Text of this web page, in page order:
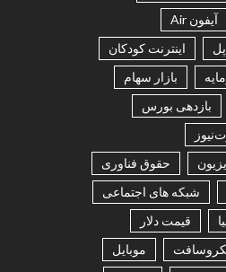
آیفون Air
اینترنت کودکان
بازار سهام
بازدهی بورس
حقوق فناوری
شبکه های اجتماعی
قیمت دلار
موبایل